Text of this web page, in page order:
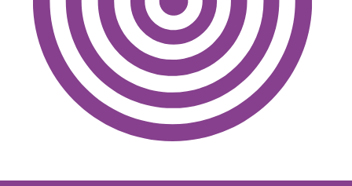
CHEVEUX TAILLE
CORPULENCE ANNÉE DE NAISSANCE
ANNULER LES FILTRES